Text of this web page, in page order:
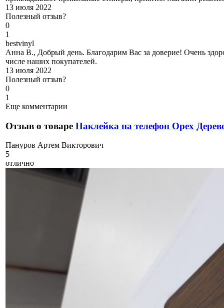
13 июля 2022
Полезный отзыв?
0
1
bestvinyl
Анна В., Добрый день. Благодарим Вас за доверие! Очень
числе наших покупателей.
13 июля 2022
Полезный отзыв?
0
1
Еще комментарии
Отзыв о товаре Наклейка на телефон Орех
Пануров Артем Викторович
5
отлично